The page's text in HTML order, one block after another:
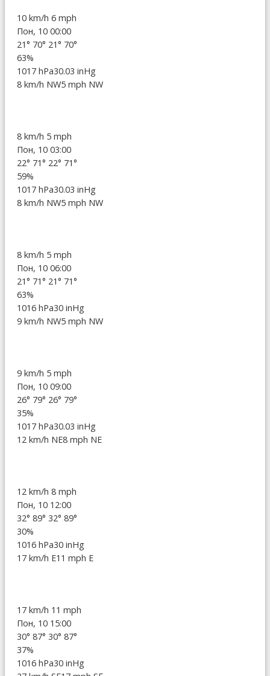
10 km/h 6 mph
Пон, 10 00:00
21° 70° 21° 70°
63%
1017 hPa30.03 inHg
8 km/h NW5 mph NW
8 km/h 5 mph
Пон, 10 03:00
22° 71° 22° 71°
59%
1017 hPa30.03 inHg
8 km/h NW5 mph NW
8 km/h 5 mph
Пон, 10 06:00
21° 71° 21° 71°
63%
1016 hPa30 inHg
9 km/h NW5 mph NW
9 km/h 5 mph
Пон, 10 09:00
26° 79° 26° 79°
35%
1017 hPa30.03 inHg
12 km/h NE8 mph NE
12 km/h 8 mph
Пон, 10 12:00
32° 89° 32° 89°
30%
1016 hPa30 inHg
17 km/h E11 mph E
17 km/h 11 mph
Пон, 10 15:00
30° 87° 30° 87°
37%
1016 hPa30 inHg